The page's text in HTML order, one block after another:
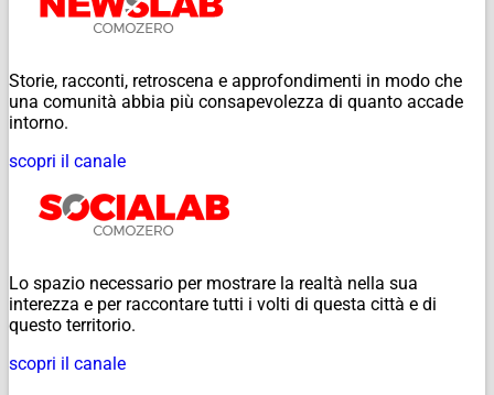
Storie, racconti, retroscena e approfondimenti in modo che
una comunità abbia più consapevolezza di quanto accade
intorno.
scopri il canale
Lo spazio necessario per mostrare la realtà nella sua
interezza e per raccontare tutti i volti di questa città e di
questo territorio.
scopri il canale